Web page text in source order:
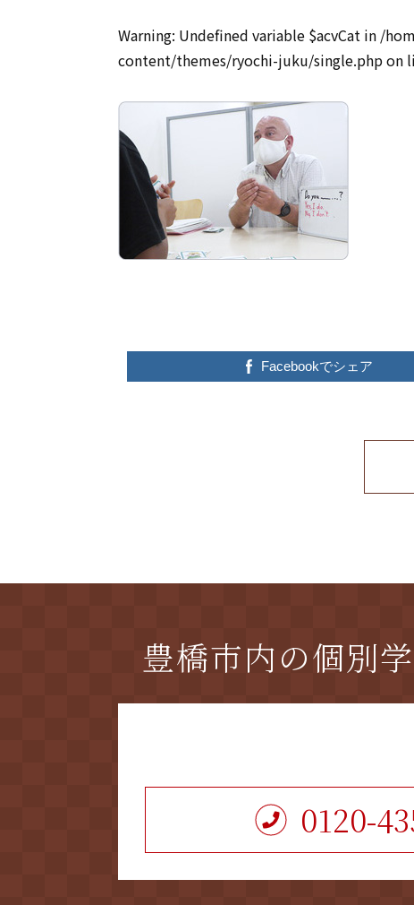
Warning: Undefined variable $acvCat in /
content/themes/ryochi-juku/single.phpon
Facebookでシェア
豊橋市内の個別
0120-